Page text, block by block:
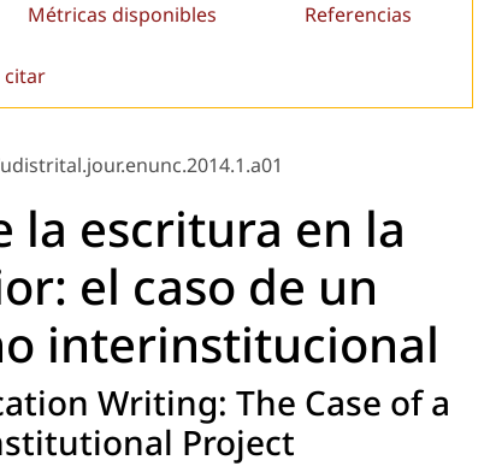
Métricas disponibles Referencias
citar
la escritura en la
el caso de un
interinstitucional
Writing: The Case of a
Project